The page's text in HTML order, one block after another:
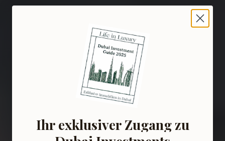
Ihr exklusiver Zugang zu